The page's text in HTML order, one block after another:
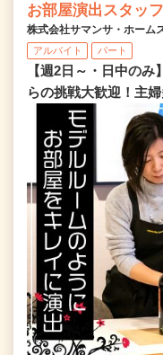
お部屋演出スタッ
株式会社サマンサ・ホーム
アルバイト パート
【週2日～・日中の
らの挑戦大歓迎！主